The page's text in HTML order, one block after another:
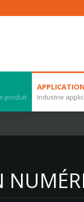
produit Industrie